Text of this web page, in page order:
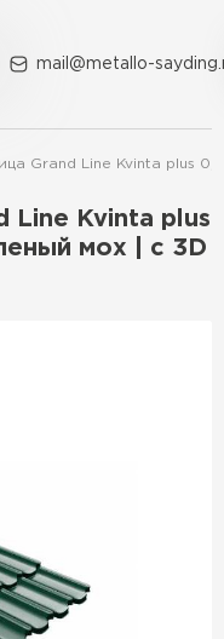
mail@metallo-
Grand Line Kvinta plus
Line Kvinta plus
мох | c 3D
Контакты